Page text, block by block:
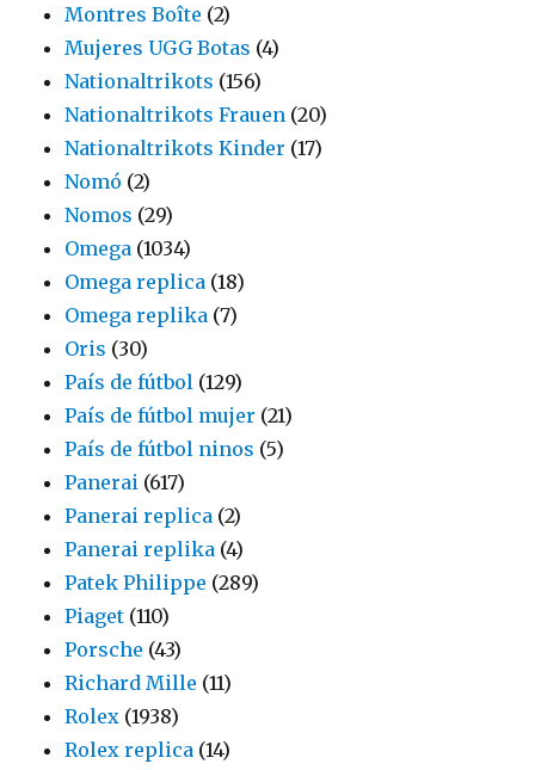
Montres Boîte (2)
Mujeres UGG Botas (4)
Nationaltrikots (156)
Nationaltrikots Frauen (20)
Nationaltrikots Kinder (17)
Nomó (2)
Nomos (29)
Omega (1034)
Omega replica (18)
Omega replika (7)
Oris (30)
País de fútbol (129)
País de fútbol mujer (21)
País de fútbol ninos (5)
Panerai (617)
Panerai replica (2)
Panerai replika (4)
Patek Philippe (289)
Piaget (110)
Porsche (43)
Richard Mille (11)
Rolex (1938)
Rolex replica (14)